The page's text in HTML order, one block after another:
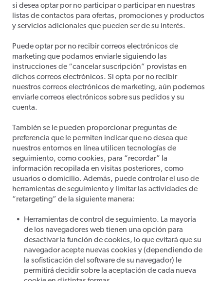
si desea optar por no participar o participar en nuestras
listas de contactos para ofertas, promociones y productos
y servicios adicionales que pueden ser de su interés.
Puede optar por no recibir correos electrónicos de
marketing que podamos enviarle siguiendo las
instrucciones de “cancelar suscripción” provistas en
dichos correos electrónicos. Si opta por no recibir
nuestros correos electrónicos de marketing, aún podemos
enviarle correos electrónicos sobre sus pedidos y su
cuenta.
También se le pueden proporcionar preguntas de
preferencia que le permiten indicar que no desea que
nuestros entornos en línea utilicen tecnologías de
seguimiento, como cookies, para “recordar” la
información recopilada en visitas posteriores, como
usuarios o domicilio. Además, puede controlar el uso de
herramientas de seguimiento y limitar las actividades de
“retargeting” de la siguiente manera:
Herramientas de control de seguimiento. La mayoría
de los navegadores web tienen una opción para
desactivar la función de cookies, lo que evitará que su
navegador acepte nuevas cookies y (dependiendo de
la sofisticación del software de su navegador) le
permitirá decidir sobre la aceptación de cada nueva